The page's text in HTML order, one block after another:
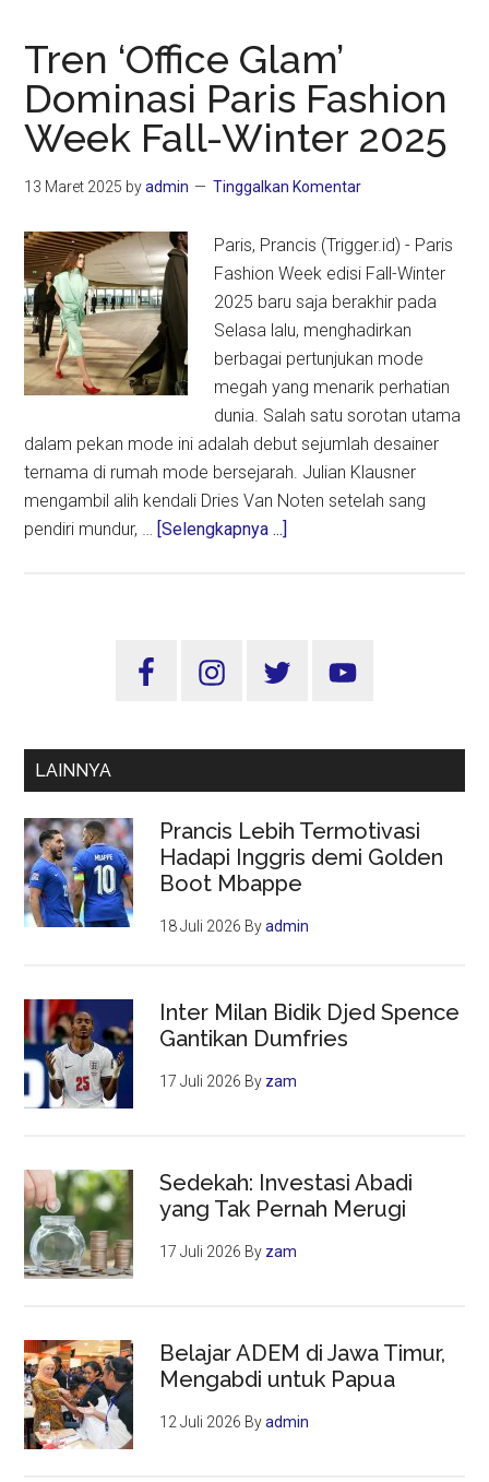
Tren ‘Office Glam’
Dominasi Paris Fashion
Week Fall-Winter 2025
13 Maret 2025 byadmin Tinggalkan Komentar
Paris, Prancis (Trigger.id) - Paris
Fashion Week edisi Fall-Winter
2025 baru saja berakhir pada
Selasa lalu, menghadirkan
berbagai pertunjukan mode
megah yang menarik perhatian
dunia. Salah satu sorotan utama
dalam pekan mode ini adalah debut sejumlah desainer
ternama di rumah mode bersejarah. Julian Klausner
mengambil alih kendali Dries Van Noten setelah sang
pendiri mundur, … [Selengkapnya ...]
Paris
Fall-
Sidebar
LAINNYA
Prancis Lebih Termotivasi
Hadapi Inggris demi Golden
Boot Mbappe
18 Juli 2026 Byadmin
Inter Milan Bidik Djed Spence
Gantikan Dumfries
17 Juli 2026 By zam
Sedekah: Investasi Abadi
yang Tak Pernah Merugi
17 Juli 2026 By zam
Belajar ADEM di Jawa Timur,
Mengabdi untuk Papua
12 Juli 2026 Byadmin